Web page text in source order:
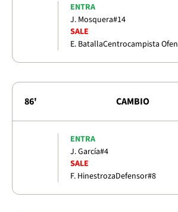
ENTRA
J. Mosquera#14
SALE
E. BatallaCentrocampista
86' CAMBIO
ENTRA
J. García#4
SALE
F. HinestrozaDefensor#8